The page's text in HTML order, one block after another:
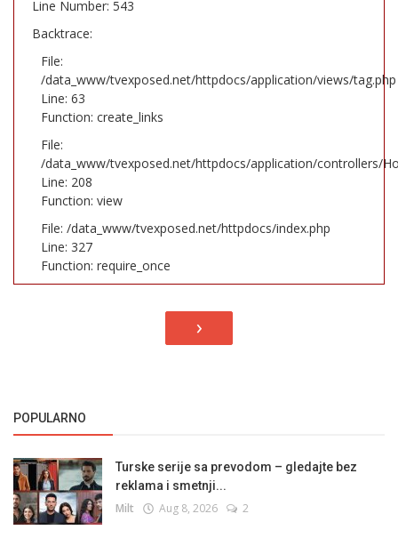
Line Number: 543
Backtrace:
File:
/data_www/tvexposed.net/httpdocs/application/views/tag.php
Line: 63
Function: create_links
File:
/data_www/tvexposed.net/httpdocs/application/controllers/
Line: 208
Function: view
File: /data_www/tvexposed.net/httpdocs/index.php
Line: 327
Function: require_once
›
POPULARNO
Turske serije sa prevodom – gledajte bez
reklama i smetnji...
Milt Aug 8, 2026 2